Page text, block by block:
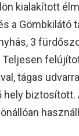
kialakított
a Gömbkilátó
3
tágas
biztosított.